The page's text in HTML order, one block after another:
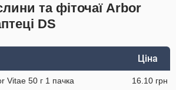
та фіточаї Arbor
DS
Ціна
Vitae 50 г 1 пачка 16.10 грн